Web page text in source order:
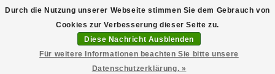
Durch die Nutzung unserer Webseite stimmen Sie dem Gebrauch von
Cookies zur Verbesserung dieser Seite zu.
Diese Nachricht Ausblenden
Für weitere Informationen beachten Sie bitte unsere
Datenschutzerklärung. »